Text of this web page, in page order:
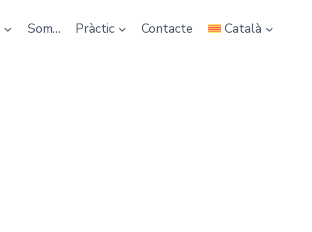
Som… Pràctic Contacte Català